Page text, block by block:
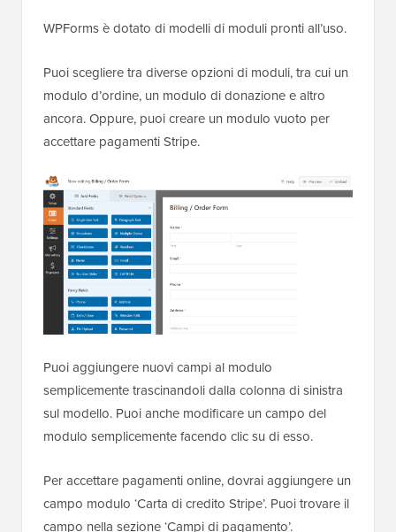
WPForms è dotato di modelli di moduli pronti all’uso.
Puoi scegliere tra diverse opzioni di moduli, tra cui un
modulo d’ordine, un modulo di donazione e altro
ancora. Oppure, puoi creare un modulo vuoto per
accettare pagamenti Stripe.
Puoi aggiungere nuovi campi al modulo
semplicemente trascinandoli dalla colonna di sinistra
sul modello. Puoi anche modificare un campo del
modulo semplicemente facendo clic su di esso.
Per accettare pagamenti online, dovrai aggiungere un
campo modulo ‘Carta di credito Stripe’. Puoi trovare il
campo nella sezione ‘Campi di pagamento’.